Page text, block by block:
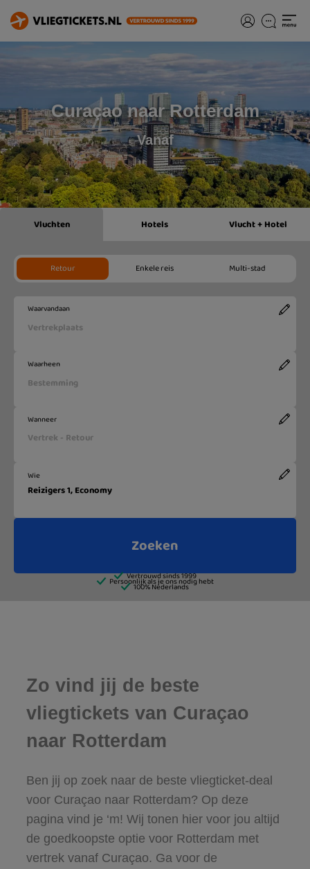
Curaçao naar Rotterdam
Vanaf
Zo vind jij de beste
vliegtickets van Curaçao
naar Rotterdam
Ben jij op zoek naar de beste vliegticket-deal
voor Curaçao naar Rotterdam? Op deze
pagina vind je ‘m! Wij tonen hier voor jou altijd
de goedkoopste optie voor Rotterdam met
vertrek vanaf Curaçao. Ga voor de